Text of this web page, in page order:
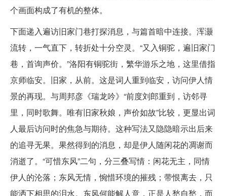
个画面构成了有机的整体。
下面递入遍访旧家门巷打探消息，与篇首暗中连接。浑灏
流转，一气直下，转折处十分空灵。“又入铜驼，遍旧家门
巷，首询声价。”洛阳有铜驼街，繁华游乐之地，这里借指
京师临安。旧家，从前。这是词人重到临安，访问伊人情
景的再现。与周邦彦《瑞龙吟》“前度刘郎重到，访邻寻
里，同时歌舞。唯有旧家秋娘，声价如故”比较，更显出词
人最后访问时的焦急与期待。这种写法又隐隐暗示出后来
的追寻无果。果然得到的消息，却是伊人随闲花的凋谢而
消逝了。“可惜东风”二句，分三叠写情：闲花无主，同情
伊人的沦落；东风无情，惋惜环境的摧残；带恨离去，只
能洒下相思的泪水。东风何能解人意，正是人愁自愁，而